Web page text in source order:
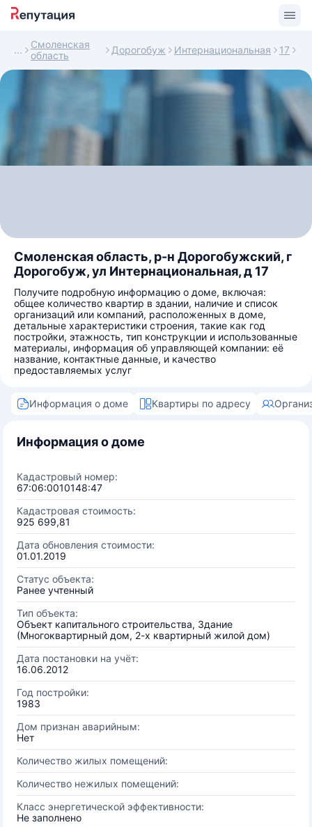
Смоленская
область
Дорогобуж Интернациональная 17
Смоленская область, р-н Дорогобужский, г
Дорогобуж, ул Интернациональная, д 17
Получите подробную информацию о доме, включая:
общее количество квартир в здании, наличие и список
организаций или компаний, расположенных в доме,
детальные характеристики строения, такие как год
постройки, этажность, тип конструкции и использованные
материалы, информация об управляющей компании: её
название, контактные данные, и качество
предоставляемых услуг
Информация о доме Квартиры по адресу
Информация о доме
Кадастровый номер:
67:06:0010148:47
Кадастровая стоимость:
925 699,81
Дата обновления стоимости:
01.01.2019
Статус объекта:
Ранее учтенный
Тип объекта:
Объект капитального строительства, Здание
(Многоквартирный дом, 2-х квартирный жилой дом)
Дата постановки на учёт:
16.06.2012
Год постройки:
1983
Дом признан аварийным:
Нет
Количество жилых помещений:
Количество нежилых помещений:
Класс энергетической эффективности:
Не заполнено